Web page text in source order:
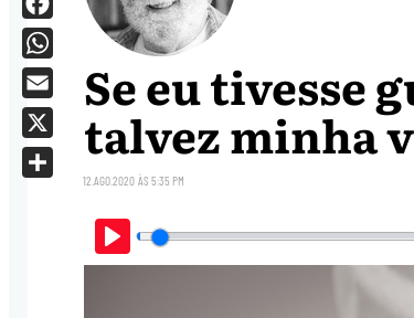
Se eu tivesse
talvez minha
12.AGO.2020 ÀS 5:35 PM
Play
Facebook
WhatsApp
Email
X